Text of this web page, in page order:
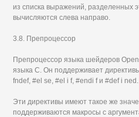
из списка выражений, разделенных
вычисляются слева направо.
3.8. Препроцессор
Препроцессор языка шейдеров
языка С. Он поддерживает
fndef, #el se, #el i f, #endi f и #def i ned.
Эти директивы имеют такое же
поддерживаются макросы с